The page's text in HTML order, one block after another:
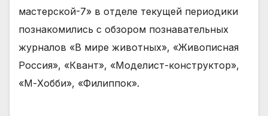
мастерской-7» в отделе текущей периодики
познакомились с обзором познавательных
журналов «В мире животных», «Живописная
Россия», «Квант», «Моделист-конструктор»,
«М-Хобби», «Филиппок».